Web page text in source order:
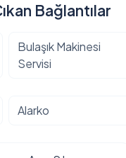
Bağlantılar
Bulaşık Makinesi
Servisi
Alarko